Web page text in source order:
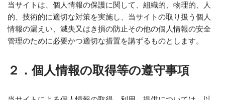
当サイトは、個人情報の保護に関して、組織的、物理的、人
的、技術的に適切な対策を実施し、当サイトの取り扱う個人
情報の漏えい、滅失又はき損の防止その他の個人情報の安全
管理のために必要かつ適切な措置を講ずるものとします。
２．個人情報の取得等の遵守事項